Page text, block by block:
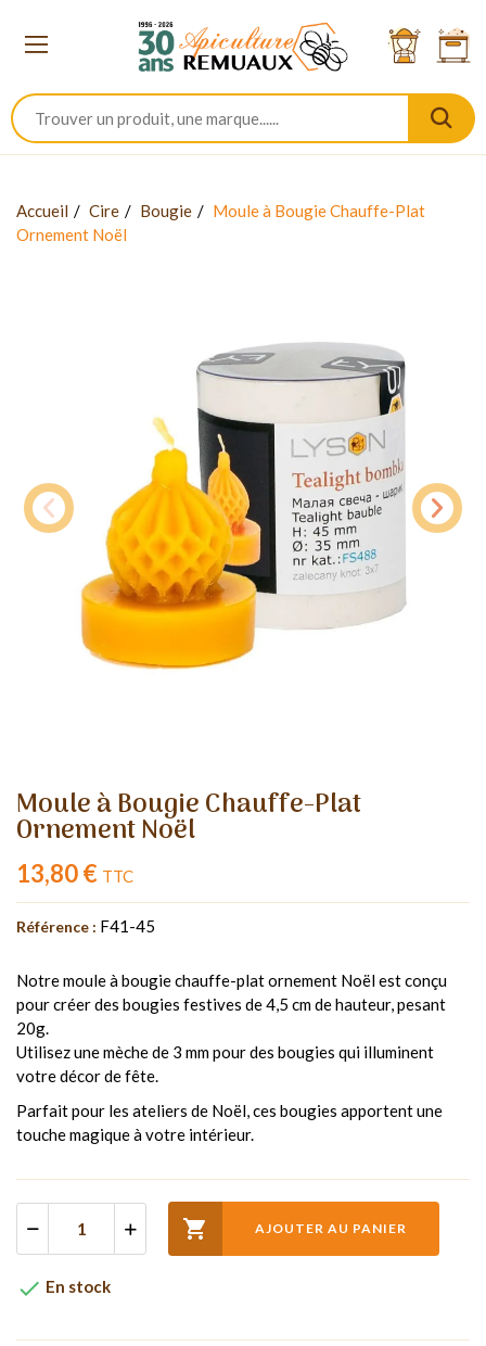
Accueil Cire Bougie
Moule à Bougie Chauffe-Plat
Ornement Noël
Moule à Bougie Chauffe-Plat
Ornement Noël
13,80 € TTC
Référence : F41-45
Notre moule à bougie chauffe-plat ornement Noël est conçu
pour créer des bougies festives de 4,5 cm de hauteur, pesant
20g.
Utilisez une mèche de 3 mm pour des bougies qui illuminent
votre décor de fête.
Parfait pour les ateliers de Noël, ces bougies apportent une
touche magique à votre intérieur.
 AJOUTER AU PANIER
 En stock